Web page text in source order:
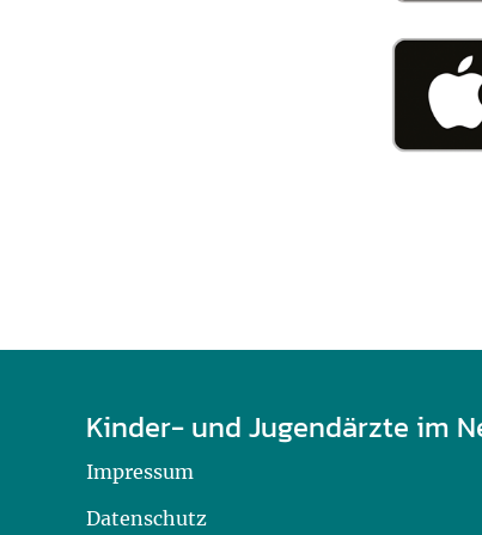
U0-Vorsorge
Kinder- und Jugendärzte im
Impressum
Datenschutz